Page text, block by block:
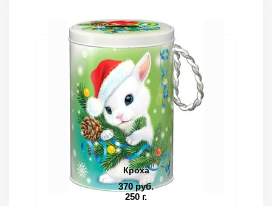
Кроха
370 руб.
250 г.